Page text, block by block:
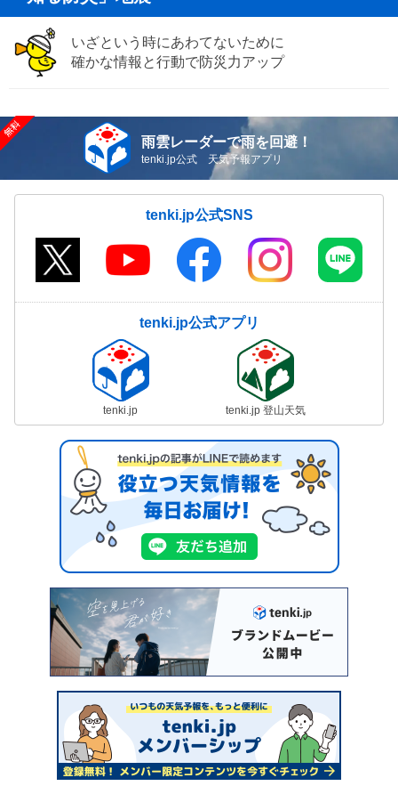
いざという時にあわてないために
確かな情報と行動で防災力アップ
雨雲レーダーで雨を回避！
tenki.jp公式 天気予報アプリ
tenki.jp公式SNS
tenki.jp公式アプリ
tenki.jp tenki.jp 登山天気